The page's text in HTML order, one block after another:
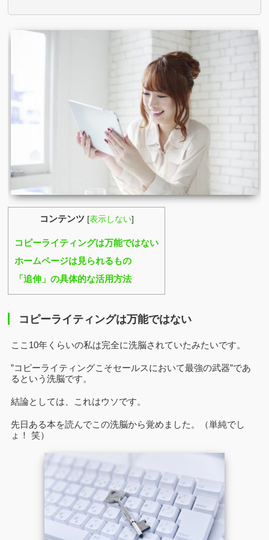
コンテンツ [表示しない]
コピーライティングは万能ではない
ホームページは見られるもの
「追伸」の具体的な活用方法
コピーライティングは万能ではない
ここ10年くらいの私は完全に洗脳されていたみたいです。
”コピーライティングこそセールスにおいて最強の武器”であ
るという洗脳です。
結論としては、これはウソです。
先日ある本を読んでこの洗脳から覚めました。（単純でし
ょ！ 笑）